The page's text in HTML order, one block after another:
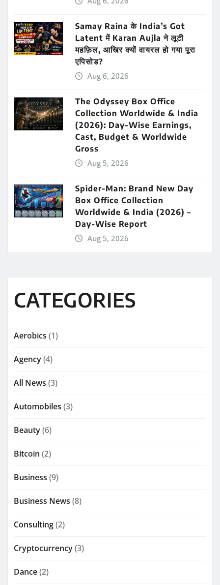
Samay Raina के India’s Got
Latent में Karan Aujla ने लूटी
महफ़िल, आखिर क्यों वायरल हो गया पूरा
एपिसोड?
Aug 6, 2026
The Odyssey Box Office
Collection Worldwide & India
(2026): Day-Wise Earnings,
Cast, Budget & Worldwide
Gross
Aug 5, 2026
Spider-Man: Brand New Day
Box Office Collection
Worldwide & India (2026) –
Day-Wise Report
Aug 5, 2026
CATEGORIES
Aerobics (1)
Agency(4)
All News (3)
Automobiles (3)
Beauty(6)
Bitcoin (2)
Business (9)
Business News (8)
Consulting(2)
Cryptocurrency(3)
Dance(2)